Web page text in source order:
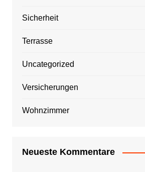
Sicherheit
Terrasse
Uncategorized
Versicherungen
Wohnzimmer
Neueste Kommentare